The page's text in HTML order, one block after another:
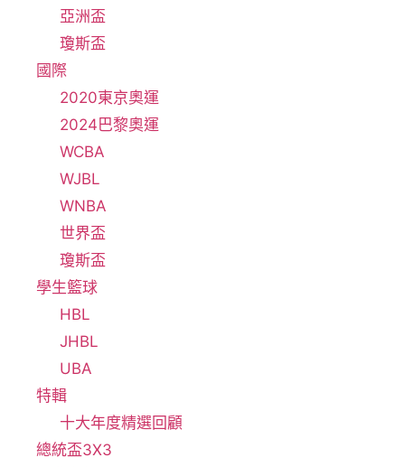
亞洲盃
瓊斯盃
國際
2020東京奧運
2024巴黎奧運
WCBA
WJBL
WNBA
世界盃
瓊斯盃
學生籃球
HBL
JHBL
UBA
特輯
十大年度精選回顧
總統盃3X3